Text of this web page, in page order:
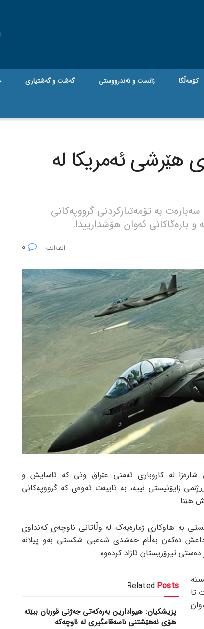
کۆمەڵگا زانست و تەندرووستی گه‌شت و گه‌شتیاری
هێرشی ئەمریکا لە
بە تۆمەتبارکردنی گرووپەکانی
بارەگاکانی ئەوان هۆشدارییدا.
لە کاروباری ئەمنی عێراق وتی کە ئاسایش و
زایۆنیستی نییە، بە تایبەت ئەوەی کە گرووپەکانی
هێنا.
بە هاوکاری ژمارەیەک لە وڵاتانی ناوچەی کەنداوی
دەکەن بەڵام حەشدی شەعبی شکستی بەو پیلانە
دەستی تیرۆریستان ئازاد کردەوە.
Related Posts
پزیشکیان: هیوادارین بەرەکەتی جەژنی قوربان ببێتە
هۆی نەهێشتنی ناسەقامگیری لە ناوچەکە
تا